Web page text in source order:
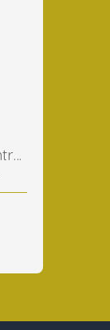
Frederic LECLERC EI (Entreprise Individuelle)